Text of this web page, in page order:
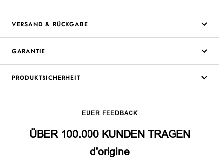
VERSAND & RÜCKGABE
GARANTIE
PRODUKTSICHERHEIT
EUER FEEDBACK
ÜBER 100.000 KUNDEN TRAGEN
d'origine